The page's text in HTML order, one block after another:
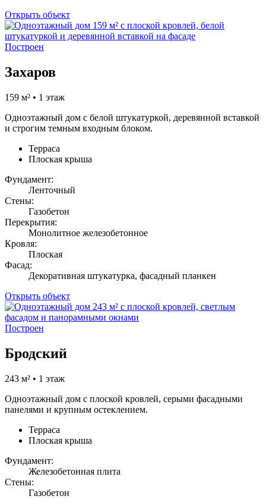
Открыть объект
Построен
Захаров
159 м² • 1 этаж
Одноэтажный дом с белой штукатуркой, деревянной вставкой
и строгим темным входным блоком.
Терраса
Плоская крыша
Фундамент:
Ленточный
Стены:
Газобетон
Перекрытия:
Монолитное железобетонное
Кровля:
Плоская
Фасад:
Декоративная штукатурка, фасадный планкен
Открыть объект
Построен
Бродский
243 м² • 1 этаж
Одноэтажный дом с плоской кровлей, серыми фасадными
панелями и крупным остеклением.
Терраса
Плоская крыша
Фундамент:
Железобетонная плита
Стены:
Газобетон